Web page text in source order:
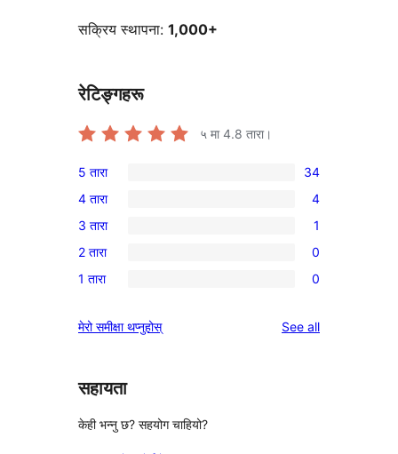
सक्रिय स्थापना: 1,000+
रेटिङ्गहरू
५ मा4.8 तारा।
34
5-
तारा
समीक्षाहरू
5 तारा 34
4
4-
तारा
समीक्षाहरू
4 तारा 4
1
3-
तारा
3 तारा 1
0
2-
समीक्षाहरू
2 तारा 0
0
तारा
1 तारा 0
मेरो समीक्षा थप्नुहोस् See allreviews
सहायता
केही भन्नु छ? सहयोग चाहियो?